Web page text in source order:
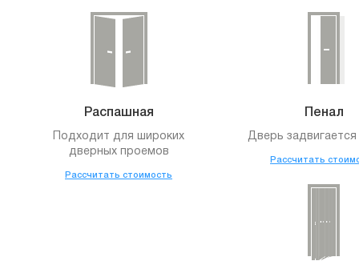
Распашная
Подходит для широких
дверных проемов
Рассчитать стоимость
Пенал
Дверь задвигается
Рассчитать